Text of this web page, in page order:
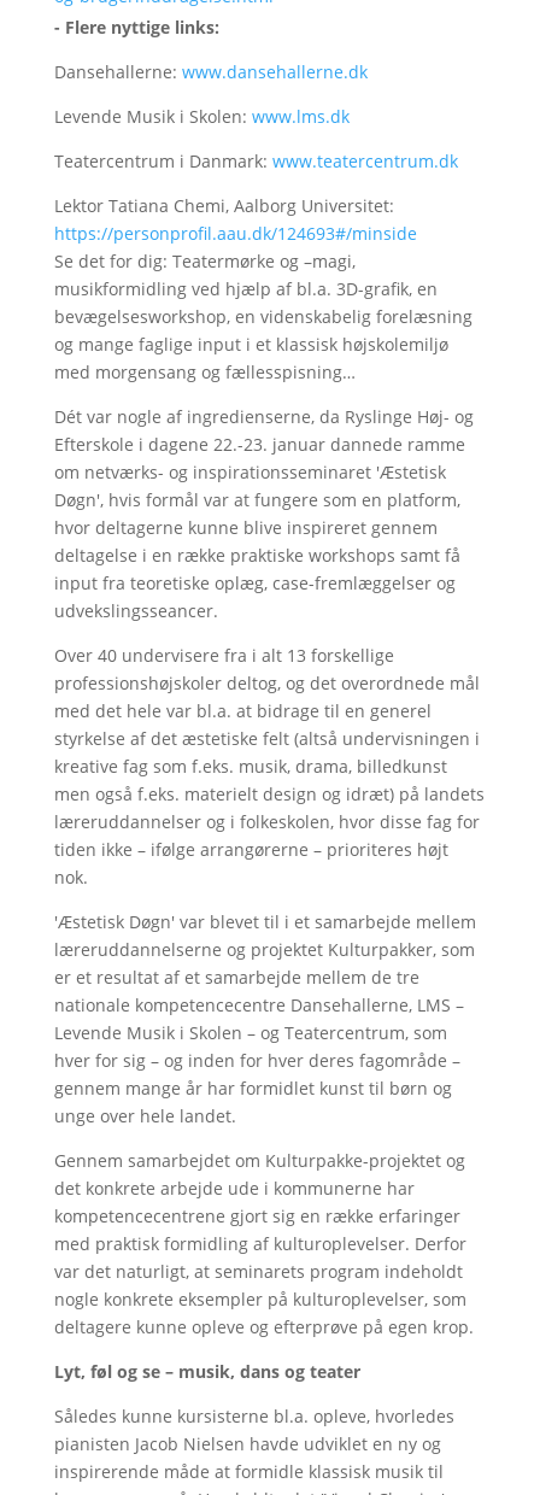
- Flere nyttige links:
Dansehallerne: www.dansehallerne.dk
Levende Musik i Skolen: www.lms.dk
Teatercentrum i Danmark: www.teatercentrum.dk
Lektor Tatiana Chemi, Aalborg Universitet:
https://personprofil.aau.dk/124693#/minside
Se det for dig: Teatermørke og –magi,
musikformidling ved hjælp af bl.a. 3D-grafik, en
bevægelsesworkshop, en videnskabelig forelæsning
og mange faglige input i et klassisk højskolemiljø
med morgensang og fællesspisning…
Dét var nogle af ingredienserne, da Ryslinge Høj- og
Efterskole i dagene 22.-23. januar dannede ramme
om netværks- og inspirationsseminaret 'Æstetisk
Døgn', hvis formål var at fungere som en platform,
hvor deltagerne kunne blive inspireret gennem
deltagelse i en række praktiske workshops samt få
input fra teoretiske oplæg, case-fremlæggelser og
udvekslingsseancer.
Over 40 undervisere fra i alt 13 forskellige
professionshøjskoler deltog, og det overordnede mål
med det hele var bl.a. at bidrage til en generel
styrkelse af det æstetiske felt (altså undervisningen i
kreative fag som f.eks. musik, drama, billedkunst
men også f.eks. materielt design og idræt) på landets
læreruddannelser og i folkeskolen, hvor disse fag for
tiden ikke – ifølge arrangørerne – prioriteres højt
nok.
'Æstetisk Døgn' var blevet til i et samarbejde mellem
læreruddannelserne og projektet Kulturpakker, som
er et resultat af et samarbejde mellem de tre
nationale kompetencecentre Dansehallerne, LMS –
Levende Musik i Skolen – og Teatercentrum, som
hver for sig – og inden for hver deres fagområde –
gennem mange år har formidlet kunst til børn og
unge over hele landet.
Gennem samarbejdet om Kulturpakke-projektet og
det konkrete arbejde ude i kommunerne har
kompetencecentrene gjort sig en række erfaringer
med praktisk formidling af kulturoplevelser. Derfor
var det naturligt, at seminarets program indeholdt
nogle konkrete eksempler på kulturoplevelser, som
deltagere kunne opleve og efterprøve på egen krop.
Lyt, føl og se – musik, dans og teater
Således kunne kursisterne bl.a. opleve, hvorledes
pianisten Jacob Nielsen havde udviklet en ny og
inspirerende måde at formidle klassisk musik til